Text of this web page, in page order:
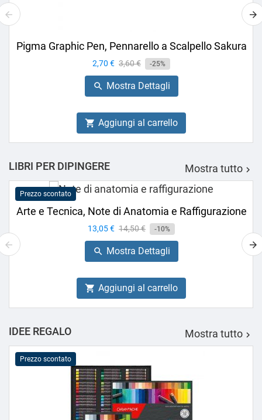
Pigma Graphic Pen, Pennarello a Scalpello Sakura
Prezzo
2,70 € Prezzo
base
3,60 € -25%
 Mostra Dettagli
 Aggiungi al carrello
LIBRI PER DIPINGERE Mostra tutto 
Prezzo scontato
Arte e Tecnica, Note di Anatomia e Raffigurazione
Prezzo
13,05 € Prezzo
base
14,50 € -10%
 Mostra Dettagli
 Aggiungi al carrello
IDEE REGALO Mostra tutto 
Prezzo scontato